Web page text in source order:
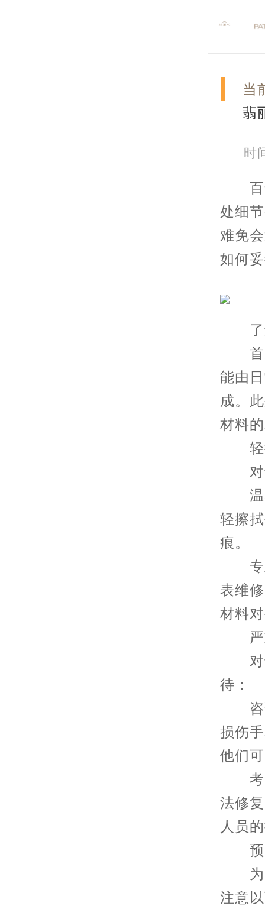
当
翡
时
百达
处细
难免
如何
了
首先
能由
成。
材料
轻
对于
温和
轻擦
痕。
专业
表维
材料
严
对于
待：
咨询
损伤
他们
考虑
法修
人员
预
为了
注意